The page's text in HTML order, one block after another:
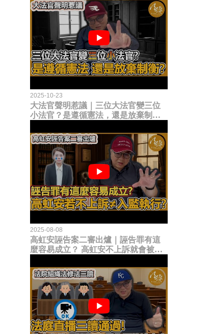
2025-10-23
大法官聲明惹議｜三位大法官變三位
小法官？是遵循憲法，還是放棄制衡
2025-08-08
高虹安誣告案二審出爐｜誣告罪有這
麼容易成立？ 高虹安不上訴就會被